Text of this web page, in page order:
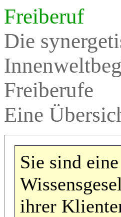
Freiberuf
Die
Freiberufe
Eine
Sie sind
ihrer